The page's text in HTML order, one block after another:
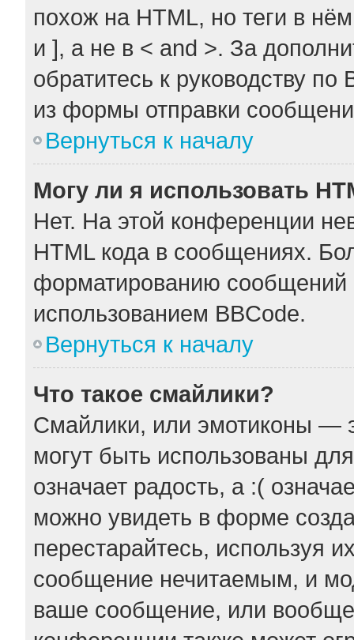
похож на HTML, но теги в
и ], а не в < and >. За
обратитесь к руководству
из формы отправки
Вернуться к началу
Могу ли я использовать
Нет. На этой конференции
HTML кода в сообщениях.
форматированию сообщений
использованием BBCode.
Вернуться к началу
Что такое смайлики?
Смайлики, или эмотиконы —
могут быть использованы
означает радость, а :(
можно увидеть в форме
перестарайтесь, используя
сообщение нечитаемым, и
ваше сообщение, или